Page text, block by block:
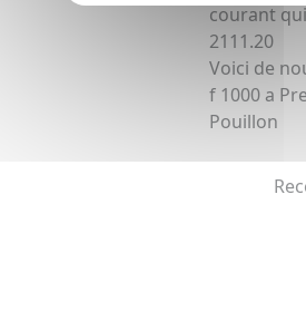
courant
2111.20
Voici de
f 1000 a
Pouillon